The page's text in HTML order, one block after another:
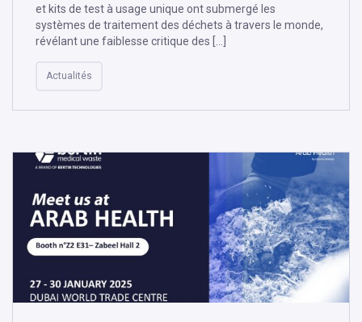
et kits de test à usage unique ont submergé les
systèmes de traitement des déchets à travers le monde,
révélant une faiblesse critique des […]
Actualités